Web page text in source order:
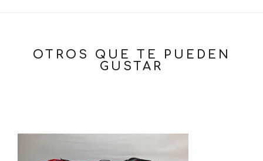
OTROS QUE TE PUEDEN
GUSTAR